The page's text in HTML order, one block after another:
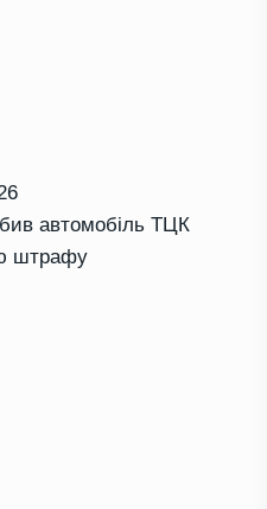
автомобіль ТЦК
штрафу